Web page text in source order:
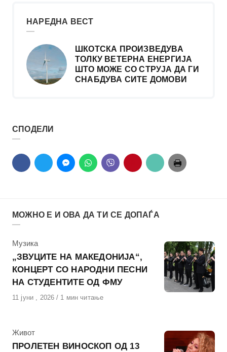
НАРЕДНА ВЕСТ
ШКОТСКА ПРОИЗВЕДУВА
ТОЛКУ ВЕТЕРНА ЕНЕРГИЈА
ШТО МОЖЕ СО СТРУЈА ДА ГИ
СНАБДУВА СИТЕ ДОМОВИ
СПОДЕЛИ
МОЖНО Е И ОВА ДА ТИ СЕ ДОПАЃА
КАтегорија
Музика
„ЗВУЦИТЕ НА МАКЕДОНИЈА“,
КОНЦЕРТ СО НАРОДНИ ПЕСНИ
НА СТУДЕНТИТЕ ОД ФМУ
Објавено
11 јуни , 2026 1 мин читање
КАтегорија
Живот
ПРОЛЕТЕН ВИНОСКОП ОД 13